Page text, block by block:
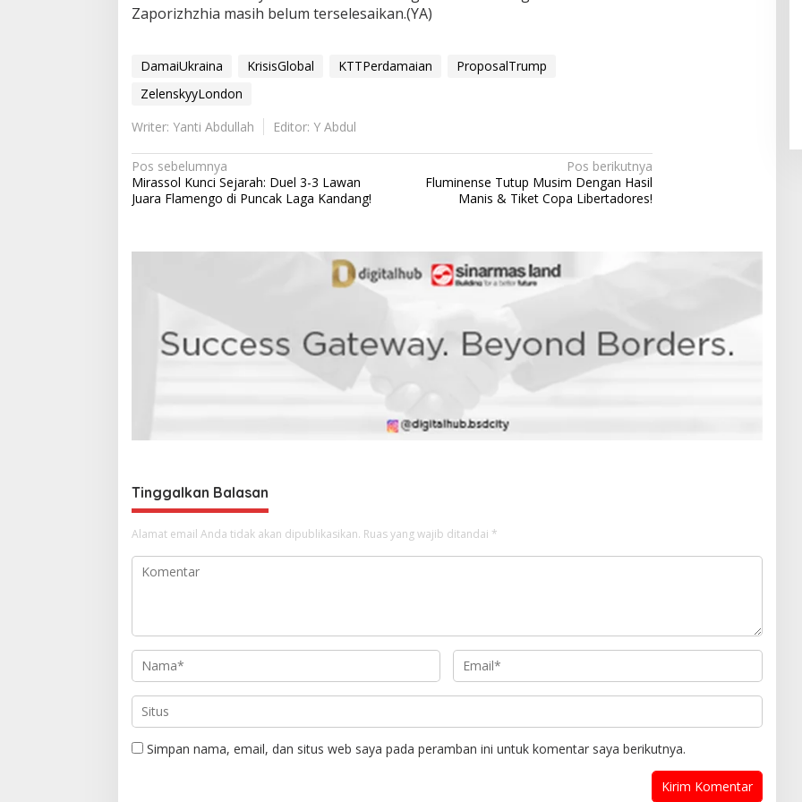
Zaporizhzhia masih belum terselesaikan.(YA)
DamaiUkraina KrisisGlobal KTTPerdamaian
ProposalTrump
ZelenskyyLondon
Writer: Yanti Abdullah
Editor: Y Abdul
N
a
i
Pos sebelumnya
Mirassol Kunci Sejarah: Duel 3-3 Lawan
Juara Flamengo di Puncak Laga Kandang!
Pos berikutnya
Fluminense Tutup Musim Dengan Hasil
Manis & Tiket Copa Libertadores!
Tinggalkan Balasan
Alamat email Anda tidak akan dipublikasikan. Ruas yang wajib ditandai *
Simpan nama, email, dan situs web saya pada peramban ini untuk komentar saya berikutnya.